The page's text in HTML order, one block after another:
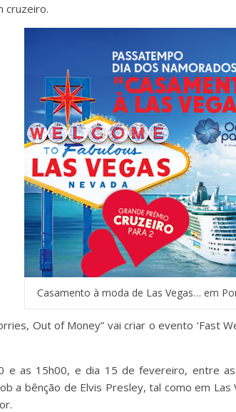
cruzeiro.
Casamento à moda de Las Vegas… em
Out of Money” vai criar o evento ‘Fast
e as 15h00, e dia 15 de fevereiro, entre
a bênção de Elvis Presley, tal como em Las